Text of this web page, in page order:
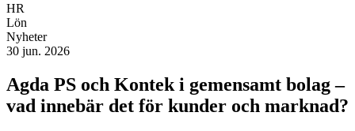
HR
Lön
Nyheter
30 jun. 2026
Agda PS och Kontek i gemensamt bolag –
vad innebär det för kunder och marknad?